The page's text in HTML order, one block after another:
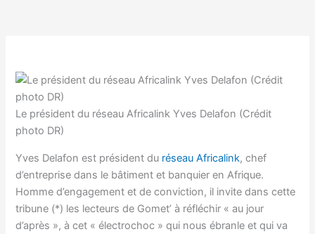
Le président du réseau Africalink Yves Delafon (Crédit
photo DR)
Yves Delafon est président du réseau Africalink, chef
d’entreprise dans le bâtiment et banquier en Afrique.
Homme d’engagement et de conviction, il invite dans cette
tribune (*) les lecteurs de Gomet’ à réfléchir « au jour
d’après », à cet « électrochoc » qui nous ébranle et qui va